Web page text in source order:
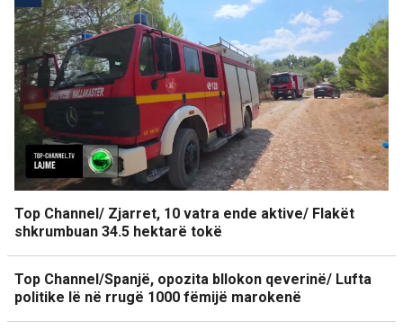
Top Channel/ Zjarret, 10 vatra ende aktive/ Flakët
shkrumbuan 34.5 hektarë tokë
Top Channel/Spanjë, opozita bllokon qeverinë/ Lufta
politike lë në rrugë 1000 fëmijë marokenë